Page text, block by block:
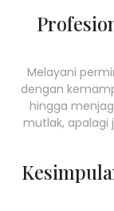
Melayani
dengan
hingga
mutlak, apalagi